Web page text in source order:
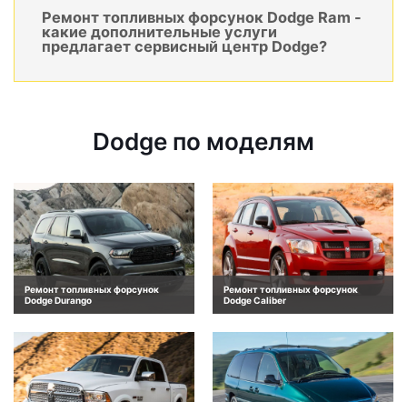
Ремонт топливных форсунок Dodge Ram -
какие дополнительные услуги
предлагает сервисный центр Dodge?
Dodge по моделям
Ремонт топливных форсунок
Dodge Durango
Ремонт топливных форсунок
Dodge Caliber